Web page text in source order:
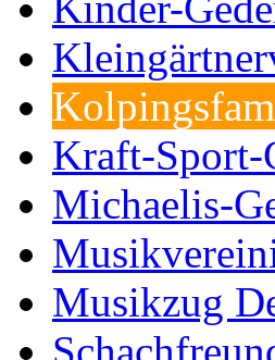
Kraft-
Michaelis-
Musikzug